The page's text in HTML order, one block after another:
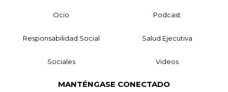
Ocio Podcast
Responsabilidad Social Salud Ejecutiva
Sociales Videos
MANTÉNGASE CONECTADO